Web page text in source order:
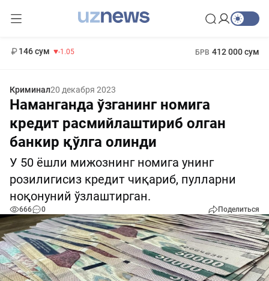
146 сум -1.05 БРВ 412 000 сум
Криминал20 декабря 2023
Наманганда ўзганинг номига
кредит расмийлаштириб олган
банкир қўлга олинди
У 50 ёшли мижознинг номига унинг
розилигисиз кредит чиқариб, пулларни
ноқонуний ўзлаштирган.
666 0 Поделиться